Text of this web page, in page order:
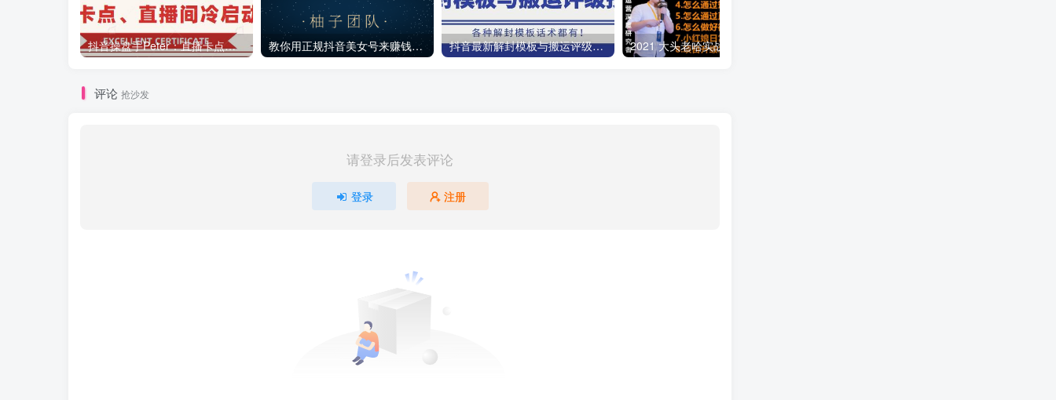
抖音操盘手Peter：直播卡点、直播间冷启动分享 教你用正规抖音美女号来赚钱，用一部手机快速达到千粉，简单操作轻松日入100+ 抖音最新解封模板与搬运评级技术！各种解封模板话术都有！
评论 抢沙发
请登录后发表评论
登录 注册